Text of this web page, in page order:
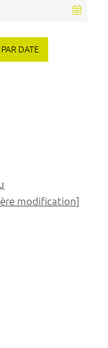
DATE
modification]